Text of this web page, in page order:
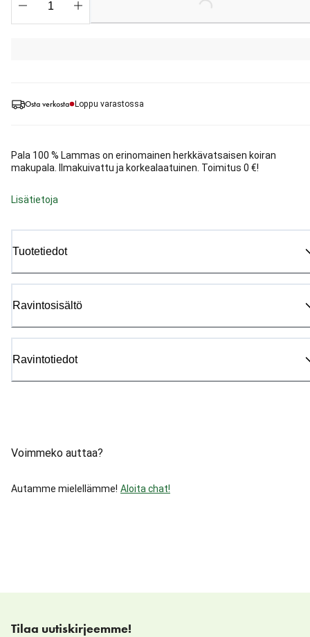
Osta verkosta Loppu varastossa
Pala 100 % Lammas on erinomainen herkkävatsaisen koiran
makupala. Ilmakuivattu ja korkealaatuinen. Toimitus 0 €!
Lisätietoja
Tuotetiedot
Ravintosisältö
Ravintotiedot
Voimmeko auttaa?
Autamme mielellämme! Aloita chat!
Loading...
Tilaa uutiskirjeemme!